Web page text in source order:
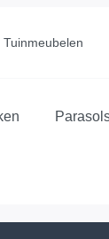
Tuinmeubelen